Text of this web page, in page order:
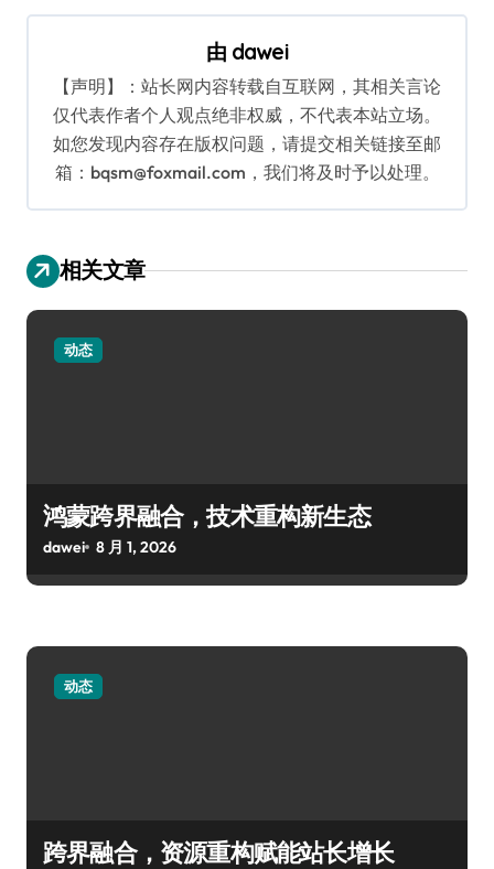
航
由 dawei
【声明】：站长网内容转载自互联网，其相关言论
仅代表作者个人观点绝非权威，不代表本站立场。
如您发现内容存在版权问题，请提交相关链接至邮
箱：bqsm@foxmail.com，我们将及时予以处理。
相关文章
动态
鸿蒙跨界融合，技术重构新生态
dawei 8 月 1, 2026
动态
跨界融合，资源重构赋能站长增长